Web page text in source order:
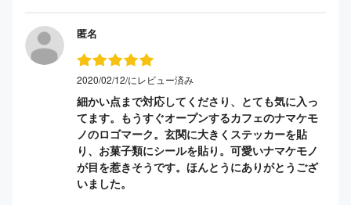
匿名
2020/02/12/にレビュー済み
細かい点まで対応してくださり、とても気に入っ
てます。もうすぐオープンするカフェのナマケモ
ノのロゴマーク。玄関に大きくステッカーを貼
り、お菓子類にシールを貼り。可愛いナマケモノ
が目を惹きそうです。ほんとうにありがとうござ
いました。